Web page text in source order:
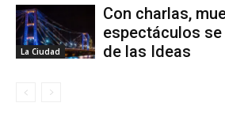
La Ciudad
Con charlas,
espectáculos
de las Ideas